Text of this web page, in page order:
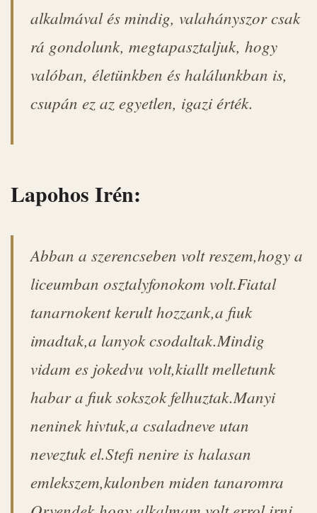
alkalmával és mindig, valahányszor csak
rá gondolunk, megtapasztaljuk, hogy
valóban, életünkben és halálunkban is,
csupán ez az egyetlen, igazi érték.
Lapohos Irén:
Abban a szerencseben volt reszem,hogy a
liceumban osztalyfonokom volt.Fiatal
tanarnokent kerult hozzank,a fiuk
imadtak,a lanyok csodaltak.Mindig
vidam es jokedvu volt,kiallt melletunk
habar a fiuk sokszok felhuztak.Manyi
neninek hivtuk,a csaladneve utan
neveztuk el.Stefi nenire is halasan
emlekszem,kulonben miden tanaromra